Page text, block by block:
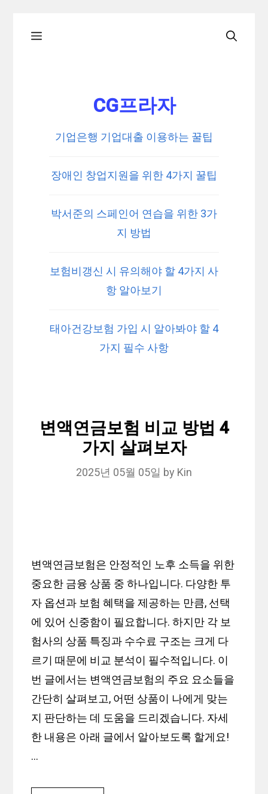
Menu
CG프라자
기업은행 기업대출 이용하는 꿀팁
장애인 창업지원을 위한 4가지 꿀팁
박서준의 스페인어 연습을 위한 3가
지 방법
보험비갱신 시 유의해야 할 4가지 사
항 알아보기
태아건강보험 가입 시 알아봐야 할 4
가지 필수 사항
변액연금보험 비교 방법 4
가지 살펴보자
2025년 05월 05일 by Kin
변액연금보험은 안정적인 노후 소득을 위한
중요한 금융 상품 중 하나입니다. 다양한 투
자 옵션과 보험 혜택을 제공하는 만큼, 선택
에 있어 신중함이 필요합니다. 하지만 각 보
험사의 상품 특징과 수수료 구조는 크게 다
르기 때문에 비교 분석이 필수적입니다. 이
번 글에서는 변액연금보험의 주요 요소들을
간단히 살펴보고, 어떤 상품이 나에게 맞는
지 판단하는 데 도움을 드리겠습니다. 자세
한 내용은 아래 글에서 알아보도록 할게요!
…